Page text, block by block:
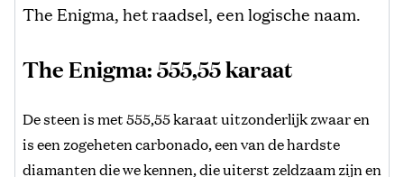
The Enigma, het raadsel, een logische naam.
The Enigma: 555,55 karaat
De steen is met 555,55 karaat uitzonderlijk zwaar en
is een zogeheten carbonado, een van de hardste
diamanten die we kennen, die uiterst zeldzaam zijn en